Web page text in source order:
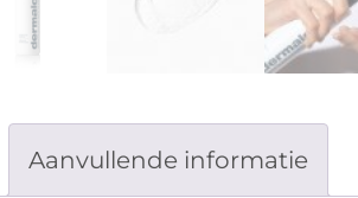
Aanvullende informatie